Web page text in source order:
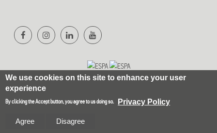
Olympia Electronics SA © 2021
We use cookies on this site to enhance your user
experience
By clicking the Accept button, you agree to us doing so. Privacy Policy
Agree Disagree